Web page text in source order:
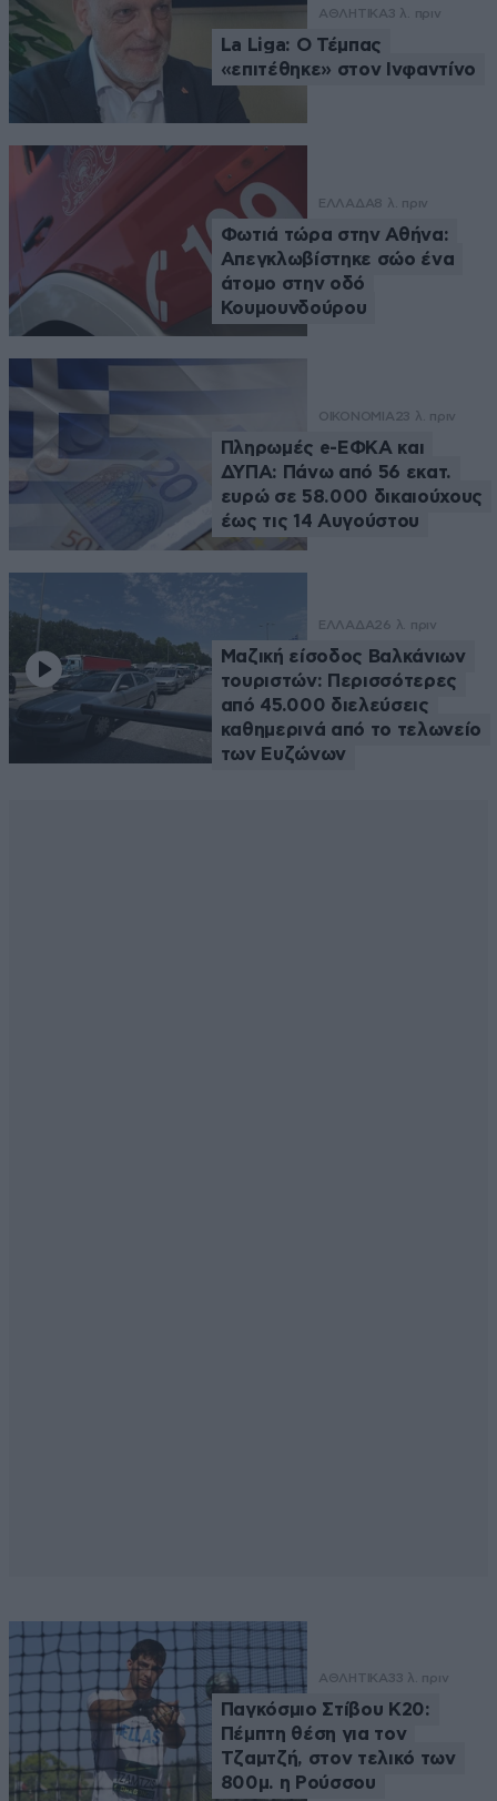
ΑΘΛΗΤΙΚΑ3 λ. πριν
La Liga: Ο Τέμπας
«επιτέθηκε» στον Ινφαντίνο
ΕΛΛΑΔΑ8 λ. πριν
Φωτιά τώρα στην Αθήνα:
Απεγκλωβίστηκε σώο ένα
άτομο στην οδό
Κουμουνδούρου
ΟΙΚΟΝΟΜΙΑ23 λ. πριν
Πληρωμές e-ΕΦΚΑ και
ΔΥΠΑ: Πάνω από 56 εκατ.
ευρώ σε 58.000 δικαιούχους
έως τις 14 Αυγούστου
ΕΛΛΑΔΑ26 λ. πριν
Μαζική είσοδος Βαλκάνιων
τουριστών: Περισσότερες
από 45.000 διελεύσεις
καθημερινά από το τελωνείο
των Ευζώνων
ΑΘΛΗΤΙΚΑ33 λ. πριν
Παγκόσμιο Στίβου Κ20:
Πέμπτη θέση για τον
Τζαμτζή, στον τελικό των
800μ. η Ρούσσου